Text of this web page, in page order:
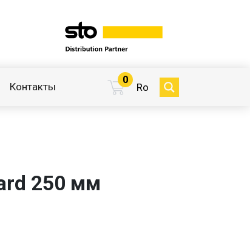
Контакты
0
Ro
250 мм